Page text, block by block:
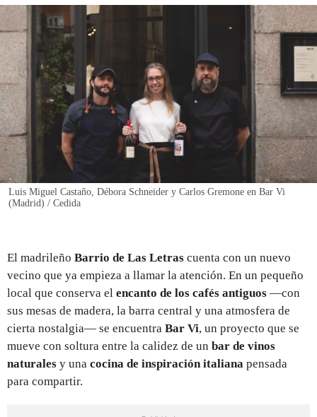
REGISTRO
Luis Miguel Castaño, Débora Schneider y Carlos Gremone en Bar Vi
(Madrid) / Cedida
El madrileño Barrio de Las Letras cuenta con un nuevo
vecino que ya empieza a llamar la atención. En un pequeño
local que conserva el encanto de los cafés antiguos —con
sus mesas de madera, la barra central y una atmosfera de
cierta nostalgia— se encuentra Bar Vi, un proyecto que se
mueve con soltura entre la calidez de un bar de vinos
naturales y una cocina de inspiración italiana pensada
para compartir.